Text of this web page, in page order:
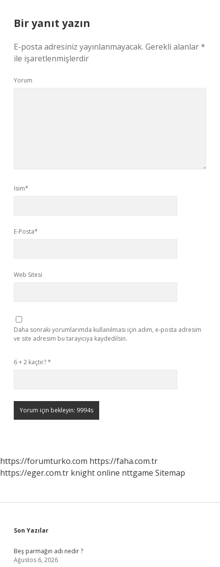
Bir yanıt yazın
E-posta adresiniz yayınlanmayacak. Gerekli alanlar*
ile işaretlenmişlerdir
Yorum
İsim*
E-Posta*
Web Sitesi
Daha sonraki yorumlarımda kullanılması için adım, e-posta adresim
ve site adresim bu tarayıcıya kaydedilsin.
6 + 2 kaçtır?*
https://forumturko.com https://faha.com.tr
https://eger.com.tr knight online nttgame Sitemap
Sidebar
Son Yazılar
Beş parmağın adı nedir ?
Ağustos 6, 2026